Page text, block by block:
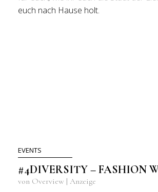
euch nach Hause holt.
EVENTS
#4DIVERSITY – FASHION
von Overview | Anzeige